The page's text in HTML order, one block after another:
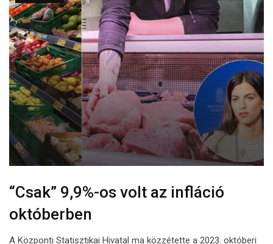
“Csak” 9,9%-os volt az infláció
októberben
A Központi Statisztikai Hivatal ma közzétette a 2023. októberi